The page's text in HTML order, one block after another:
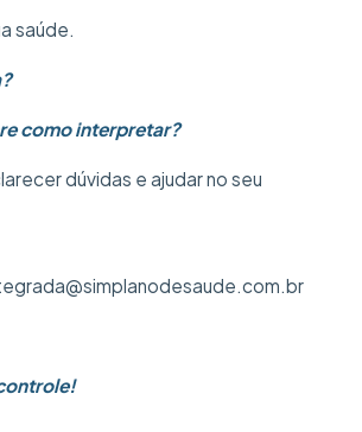
saúde.
como interpretar?
dúvidas e ajudar no seu